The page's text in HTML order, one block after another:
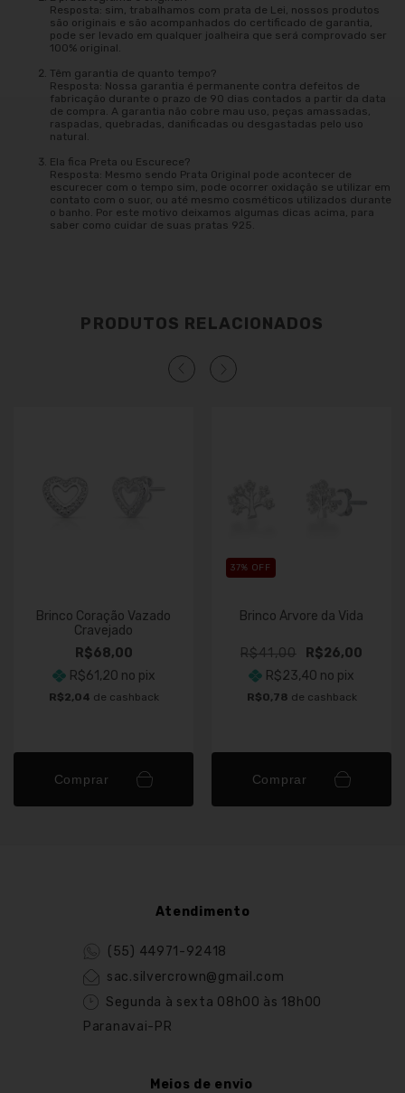
Resposta: sim, trabalhamos com prata de Lei, nossos produtos
são originais e são acompanhados do certificado de garantia,
pode ser levado em qualquer joalheira que será comprovado ser
100% original.
Têm garantia de quanto tempo?
Resposta: Nossa garantia é permanente contra defeitos de
fabricação durante o prazo de 90 dias contados a partir da data
de compra. A garantia não cobre mau uso, peças amassadas,
raspadas, quebradas, danificadas ou desgastadas pelo uso
natural.
Ela fica Preta ou Escurece?
Resposta: Mesmo sendo Prata Original pode acontecer de
escurecer com o tempo sim, pode ocorrer oxidação se utilizar em
contato com o suor, ou até mesmo cosméticos utilizados durante
o banho. Por este motivo deixamos algumas dicas acima, para
saber como cuidar de suas pratas 925.
PRODUTOS RELACIONADOS
Brinco Coração Vazado
Cravejado
R$68,00
R$61,20 no pix
R$2,04 de cashback
Comprar
37% OFF
Brinco Árvore da Vida
R$41,00
R$26,00
R$23,40 no pix
R$0,78 de cashback
Comprar
Atendimento
(55) 44971-92418
sac.silvercrown@gmail.com
Segunda à sexta 08h00 às 18h00
Paranavai-PR
Meios de envio